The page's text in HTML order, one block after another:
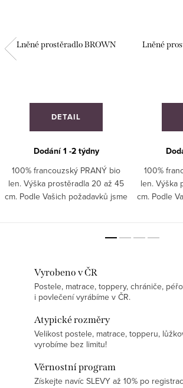
Lněné prostěradlo BROWN
DETAIL
Dodání 1 -2 týdny
100% francouzský PRANÝ bio
len. Výška prostěradla 20 až 45
cm. Podle Vašich požadavků jsme
Lněné
100%
len. Výška
cm. Podle
Vyrobeno v ČR
Postele, matrace, toppery, chrániče,
i povlečení vyrábíme v ČR.
Atypické rozměry
Velikost postele, matrace, topperu,
vyrobíme bez limitu!
Věrnostní program
Získejte navíc SLEVY až 10% po